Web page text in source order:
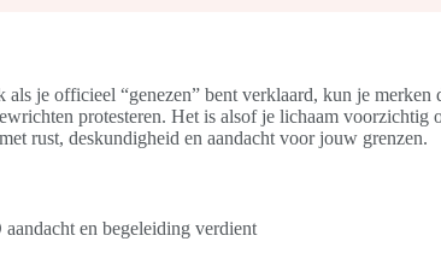
als je officieel “genezen” bent verklaard, kun je
protesteren. Het is alsof je lichaam
rust, deskundigheid en aandacht voor jouw grenzen.
en begeleiding verdient